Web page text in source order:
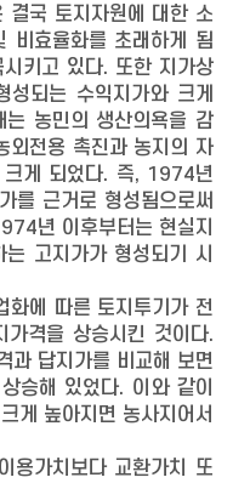
결국 토지자원에 대한 소
비효율화를 초래하게 됨
키고 있다. 또한 지가상
되는 수익지가와 크게
는 농민의 생산의욕을 감
외전용 촉진과 농지의 자
게 되었다. 즉, 1974년
를 근거로 형성됨으로써
년 이후부터는 현실지
고지가가 형성되기 시
화에 따른 토지투기가 전
격을 상승시킨 것이다.
과 답지가를 비교해 보면
승해 있었다. 이와 같이
게 높아지면 농사지어서
용가치보다 교환가치 또